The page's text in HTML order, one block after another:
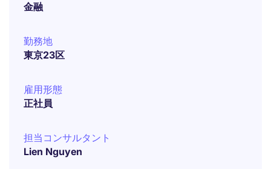
金融
勤務地
東京23区
雇用形態
正社員
担当コンサルタント
Lien Nguyen